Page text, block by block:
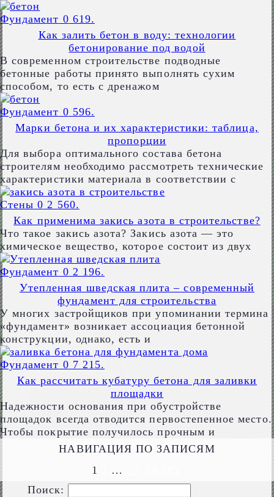
Фундамент 0 619.
Как залить бетон в воду: технологии
бетонирование под водой
В современном строительстве подводные
бетонные работы принято выполнять сухим
способом, то есть с дренажом
Фундамент 0 596.
Марки бетона и их характеристики: таблица,
пропорции
Для выбора оптимального состава бетона
строителям необходимо рассмотреть технические
характеристики материала в соответствии с
Стены 0 2 560.
Как применима закись азота в строительстве?
Что такое закись азота? Закись азота — это
химическое вещество, которое состоит из двух
Фундамент 0 2 196.
Утепленная шведская плита – современный
фундамент для строительства
У многих застройщиков при упоминании термина
«фундамент» возникает ассоциация бетонной
конструкции, однако, есть и
Фундамент 0 7 215.
Как рассчитать кубатуру бетона для заливки
площадки
Надежности основания при обустройстве
площадок всегда отводится первостепенное место.
Чтобы покрытие получилось прочным и
НАВИГАЦИЯ ПО ЗАПИСЯМ
1
…
Поиск: